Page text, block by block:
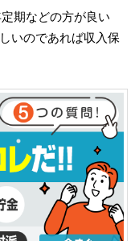
期などの方が良い
いのであれば収入保